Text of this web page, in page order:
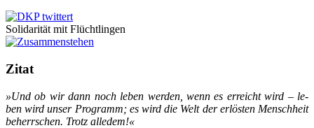
Solidarität mit Flüchtlingen
Zitat
»Und ob wir dann noch le­ben wer­den, wenn es er­reicht wird – le­
ben wird un­ser Pro­gramm; es wird die Welt der er­lös­ten Mensch­heit
be­herr­schen. Trotz al­le­dem!«